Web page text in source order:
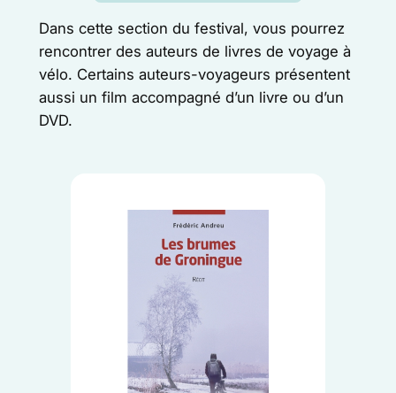
Dans cette section du festival, vous pourrez
rencontrer des auteurs de livres de voyage à
vélo. Certains auteurs-voyageurs présentent
aussi un film accompagné d’un livre ou d’un
DVD.